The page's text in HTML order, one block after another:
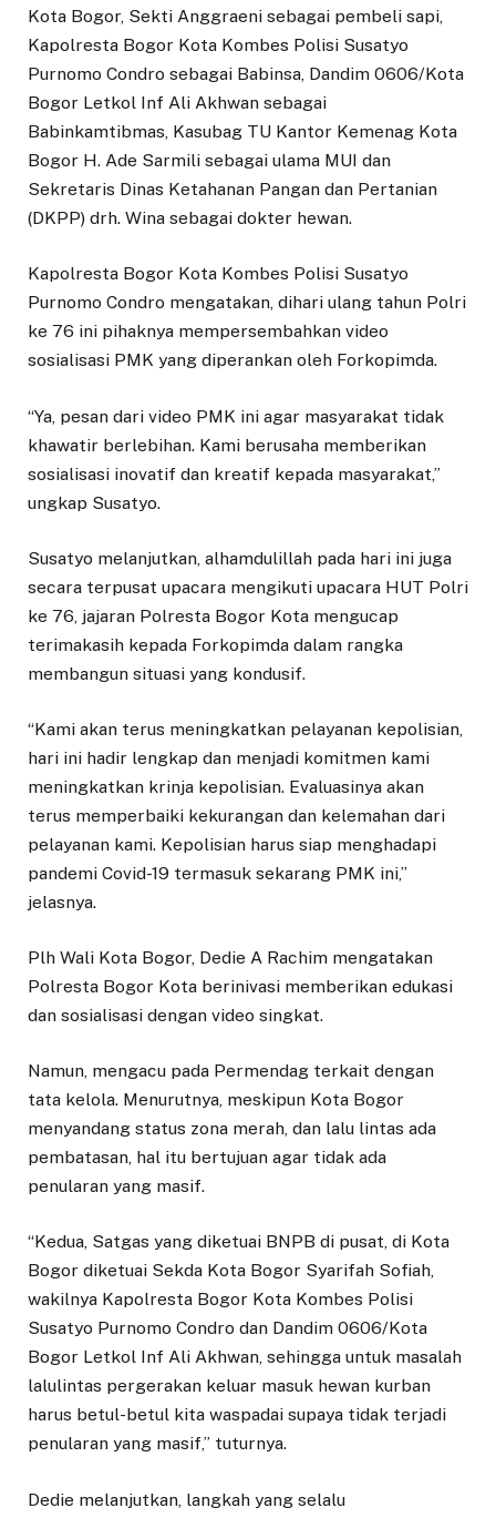
Kota Bogor, Sekti Anggraeni sebagai pembeli sapi,
Kapolresta Bogor Kota Kombes Polisi Susatyo
Purnomo Condro sebagai Babinsa, Dandim 0606/Kota
Bogor Letkol Inf Ali Akhwan sebagai
Babinkamtibmas, Kasubag TU Kantor Kemenag Kota
Bogor H. Ade Sarmili sebagai ulama MUI dan
Sekretaris Dinas Ketahanan Pangan dan Pertanian
(DKPP) drh. Wina sebagai dokter hewan.
Kapolresta Bogor Kota Kombes Polisi Susatyo
Purnomo Condro mengatakan, dihari ulang tahun Polri
ke 76 ini pihaknya mempersembahkan video
sosialisasi PMK yang diperankan oleh Forkopimda.
“Ya, pesan dari video PMK ini agar masyarakat tidak
khawatir berlebihan. Kami berusaha memberikan
sosialisasi inovatif dan kreatif kepada masyarakat,”
ungkap Susatyo.
Susatyo melanjutkan, alhamdulillah pada hari ini juga
secara terpusat upacara mengikuti upacara HUT Polri
ke 76, jajaran Polresta Bogor Kota mengucap
terimakasih kepada Forkopimda dalam rangka
membangun situasi yang kondusif.
“Kami akan terus meningkatkan pelayanan kepolisian,
hari ini hadir lengkap dan menjadi komitmen kami
meningkatkan krinja kepolisian. Evaluasinya akan
terus memperbaiki kekurangan dan kelemahan dari
pelayanan kami. Kepolisian harus siap menghadapi
pandemi Covid-19 termasuk sekarang PMK ini,”
jelasnya.
Plh Wali Kota Bogor, Dedie A Rachim mengatakan
Polresta Bogor Kota berinivasi memberikan edukasi
dan sosialisasi dengan video singkat.
Namun, mengacu pada Permendag terkait dengan
tata kelola. Menurutnya, meskipun Kota Bogor
menyandang status zona merah, dan lalu lintas ada
pembatasan, hal itu bertujuan agar tidak ada
penularan yang masif.
“Kedua, Satgas yang diketuai BNPB di pusat, di Kota
Bogor diketuai Sekda Kota Bogor Syarifah Sofiah,
wakilnya Kapolresta Bogor Kota Kombes Polisi
Susatyo Purnomo Condro dan Dandim 0606/Kota
Bogor Letkol Inf Ali Akhwan, sehingga untuk masalah
lalulintas pergerakan keluar masuk hewan kurban
harus betul-betul kita waspadai supaya tidak terjadi
penularan yang masif,” tuturnya.
Dedie melanjutkan, langkah yang selalu